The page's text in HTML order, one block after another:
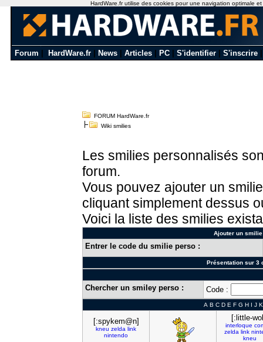
Forum HardWare.fr News Articles PC S'identifier S'inscrire
FORUM HardWare.fr
Wiki smilies
Les smilies personnalisés
forum.
Vous pouvez ajouter un
cliquant simplement dessus
Voici la liste des smilies
Ajouter un
Entrer le code du smilie perso :
Présentation sur 3
Chercher un smiley perso : Code :
A B C D E F G H I J K
[:spykem@n]
kneu zelda link
nintendo
[:little-
interloque
zelda link
kneu
HardWare.fr utilise des cookies pour une navigation optimale